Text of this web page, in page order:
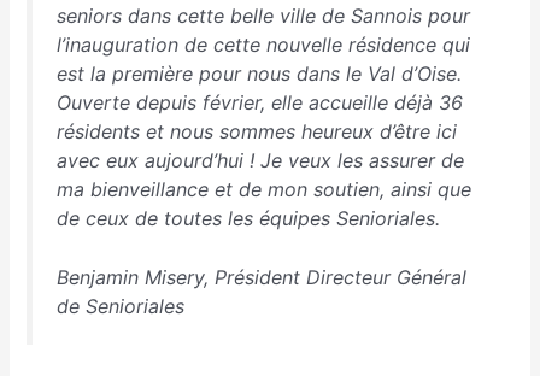
seniors dans cette belle ville de Sannois pour
l’inauguration de cette nouvelle résidence qui
est la première pour nous dans le Val d’Oise.
Ouverte depuis février, elle accueille déjà 36
résidents et nous sommes heureux d’être ici
avec eux aujourd’hui ! Je veux les assurer de
ma bienveillance et de mon soutien, ainsi que
de ceux de toutes les équipes Senioriales.
Benjamin Misery, Président Directeur Général
de Senioriales